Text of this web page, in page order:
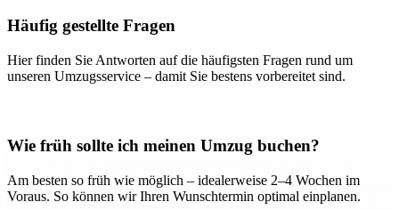
Häufig gestellte Fragen
Hier finden Sie Antworten auf die häufigsten Fragen rund um
unseren Umzugsservice – damit Sie bestens vorbereitet sind.
Wie früh sollte ich meinen Umzug buchen?
Am besten so früh wie möglich – idealerweise 2–4 Wochen im
Voraus. So können wir Ihren Wunschtermin optimal einplanen.